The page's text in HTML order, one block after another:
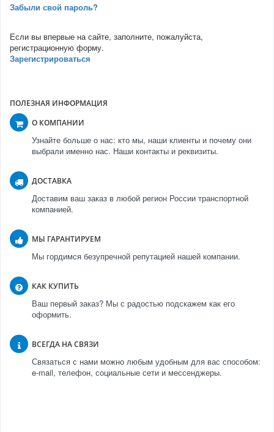
Забыли свой пароль?
Если вы впервые на сайте, заполните, пожалуйста,
регистрационную форму.
Зарегистрироваться
ПОЛЕЗНАЯ ИНФОРМАЦИЯ
О КОМПАНИИ
Узнайте больше о нас: кто мы, наши клиенты и почему они
выбрали именно нас. Наши контакты и реквизиты.
ДОСТАВКА
Доставим ваш заказ в любой регион России транспортной
компанией.
МЫ ГАРАНТИРУЕМ
Мы гордимся безупречной репутацией нашей компании.
КАК КУПИТЬ
Ваш первый заказ? Мы с радостью подскажем как его
оформить.
ВСЕГДА НА СВЯЗИ
Связаться с нами можно любым удобным для вас способом:
e-mail, телефон, социальные сети и мессенджеры.